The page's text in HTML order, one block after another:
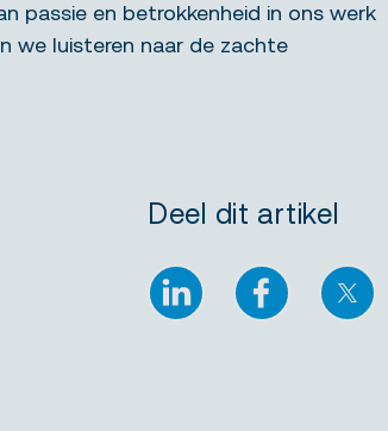
passie en betrokkenheid in ons werk
we luisteren naar de zachte
Deel dit artikel
LinkedIn Facebook
X